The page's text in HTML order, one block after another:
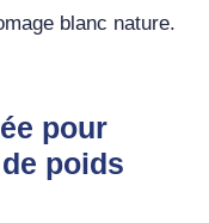
blanc nature.
pour
poids